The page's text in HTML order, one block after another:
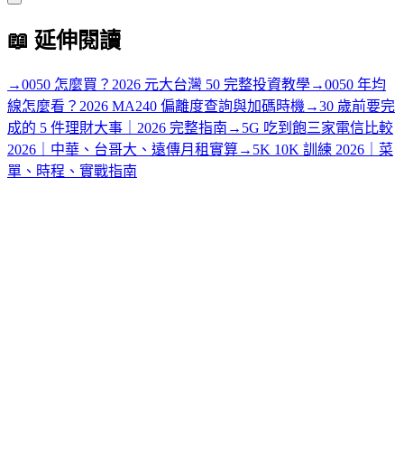
📖 延伸閱讀
→0050 怎麼買？2026 元大台灣 50 完整投資教學→0050 年均
線怎麼看？2026 MA240 偏離度查詢與加碼時機 →30 歲前要完
成的 5 件理財大事｜2026 完整指南 → 5G 吃到飽三家電信比較
2026｜中華、台哥大、遠傳月租實算→ 5K 10K 訓練 2026｜菜
單、時程、實戰指南